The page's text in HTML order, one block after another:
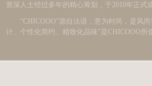
资深人士经过多年的精心筹划，于2010年正式
“CHICOOO”源自法语，意为时尚，是风
计、个性化简约、精致化品味”是CHICOOO所